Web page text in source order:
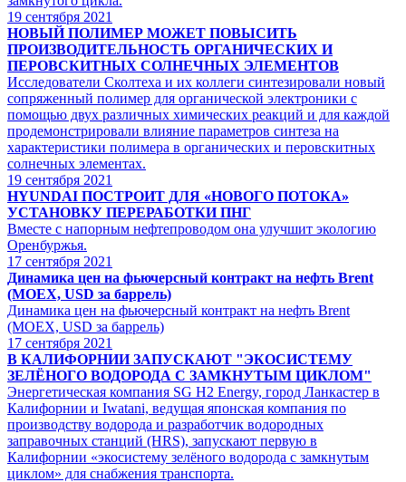
19 сентября 2021
НОВЫЙ ПОЛИМЕР МОЖЕТ ПОВЫСИТЬ
ПРОИЗВОДИТЕЛЬНОСТЬ ОРГАНИЧЕСКИХ И
ПЕРОВСКИТНЫХ СОЛНЕЧНЫХ ЭЛЕМЕНТОВ
Исследователи Сколтеха и их коллеги синтезировали новый
сопряженный полимер для органической электроники с
помощью двух различных химических реакций и для каждой
продемонстрировали влияние параметров синтеза на
характеристики полимера в органических и перовскитных
солнечных элементах.
19 сентября 2021
HYUNDAI ПОСТРОИТ ДЛЯ «НОВОГО ПОТОКА»
УСТАНОВКУ ПЕРЕРАБОТКИ ПНГ
Вместе с напорным нефтепроводом она улучшит экологию
Оренбуржья.
17 сентября 2021
Динамика цен на фьючерсный контракт на нефть Brent
(MOEX, USD за баррель)
Динамика цен на фьючерсный контракт на нефть Brent
(MOEX, USD за баррель)
17 сентября 2021
В КАЛИФОРНИИ ЗАПУСКАЮТ "ЭКОСИСТЕМУ
ЗЕЛЁНОГО ВОДОРОДА С ЗАМКНУТЫМ ЦИКЛОМ"
Энергетическая компания SG H2 Energy, город Ланкастер в
Калифорнии и Iwatani, ведущая японская компания по
производству водорода и разработчик водородных
заправочных станций (HRS), запускают первую в
Калифорнии «экосистему зелёного водорода с замкнутым
циклом» для снабжения транспорта.